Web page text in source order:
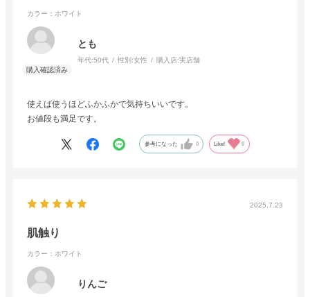
カラー：ホワイト
とも
年代:50代 性別:女性 購入店:実店舗
使えば使うほどふかふかで気持ちいいです。
お値段も満足です。
参考になった 0 Like! 0
2025.7.23
肌触り
カラー：ホワイト
りんご